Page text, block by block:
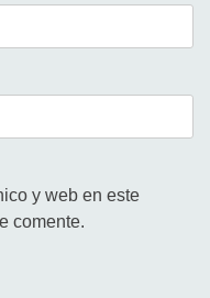
y web en este
comente.